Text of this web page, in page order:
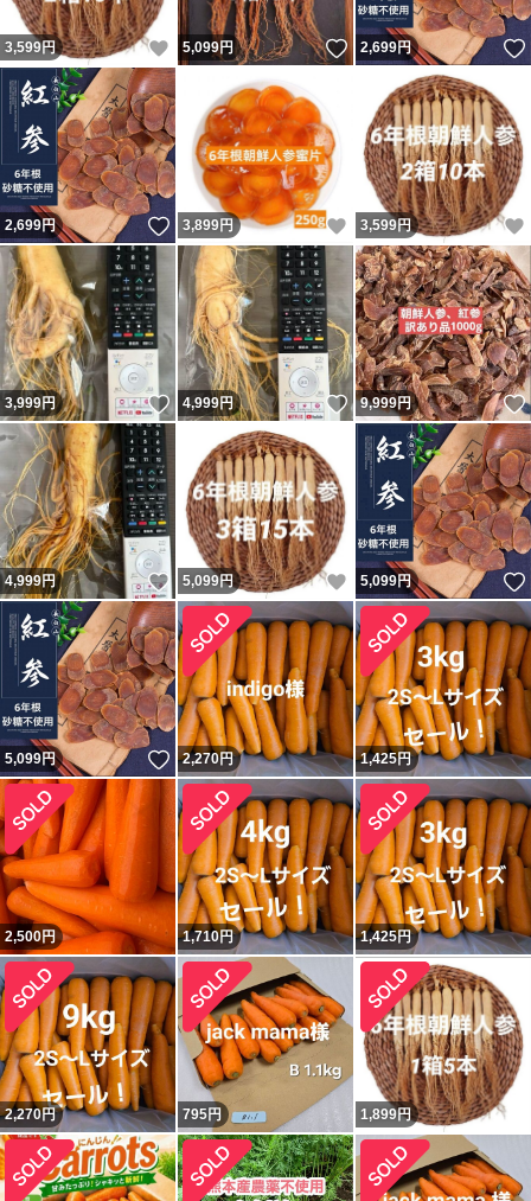
3,599円 いいね！
5,099円 いいね！
2,699円
2,699円 いいね！
3,899円 いいね！
3,599円
3,999円 いいね！
4,999円 いいね！
9,999円
4,999円 いいね！
5,099円 いいね！
5,099円
5,099円 いいね！
2,270円 1,425円
2,500円 1,710円 1,425円
2,270円 795円 1,899円